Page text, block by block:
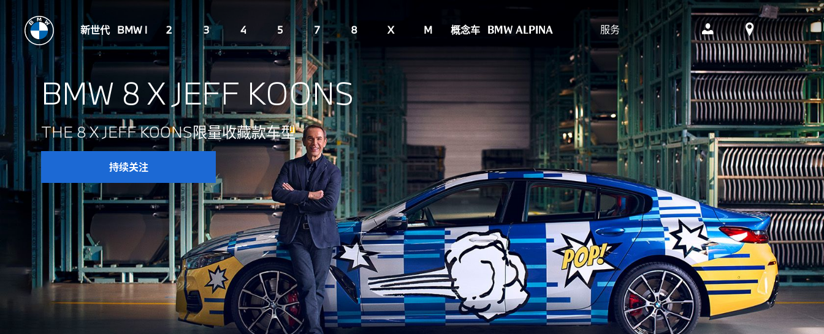
新世代 BMW i 2 3 4 5 7 8 X M 概念车 BMW ALPINA 服务
BMW 8 X JEFF KOONS
THE 8 X JEFF KOONS限量收藏款车型
行驶的艺术品：THE 8 X JEFF KOONS限量收藏款车型。
THE 8 X JEFF KOONS限量收藏款车型，由BMW与著名波普艺术家杰夫·昆斯（Jeff Koons）历经数年，潜心共创而来。以精巧之艺打造感官盛宴，全球限量99台。
“这款BMW 8系就是我本人的梦想之车！我一直希望打造一款收藏款的BMW汽车，而这款车型融合了运动激情和极简主义风格。我迫不及待地想要体验这款四门轿跑车的驾驶感受
持续关注